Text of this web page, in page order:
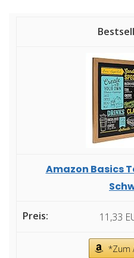
Amazon Basics
11,33
*Zum